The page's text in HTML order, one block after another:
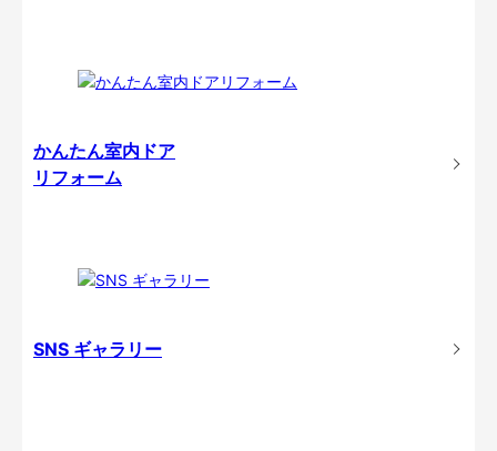
かんたん室内ドア
リフォーム
SNS ギャラリー